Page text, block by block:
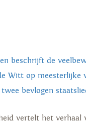
beschrijft de
Witt op meesterlijke
bevlogen
vertelt het verhaal